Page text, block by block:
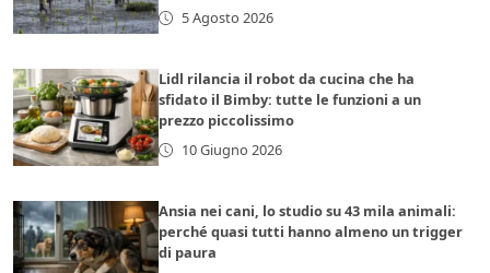
5 Agosto 2026
Lidl rilancia il robot da cucina che ha
sfidato il Bimby: tutte le funzioni a un
prezzo piccolissimo
10 Giugno 2026
Ansia nei cani, lo studio su 43 mila animali:
perché quasi tutti hanno almeno un trigger
di paura